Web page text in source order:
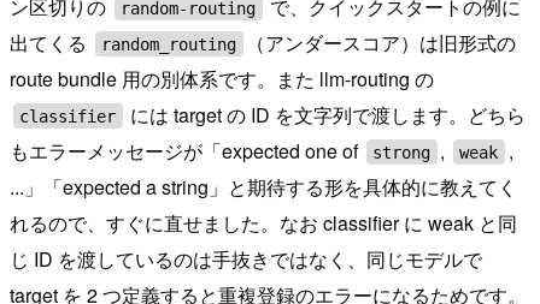
ン区切りの
random-routing
で、クイックスタートの例に
出てくる
random_routing
（アンダースコア）は旧形式の
route bundle 用の別体系です。また llm-routing の
classifier
には target の ID を文字列で渡します。どちら
もエラーメッセージが「expected one of
strong , weak
,
...」「expected a string」と期待する形を具体的に教えてく
れるので、すぐに直せました。なお classifier に weak と同
じ ID を渡しているのは手抜きではなく、同じモデルで
target を 2 つ定義すると重複登録のエラーになるためです。